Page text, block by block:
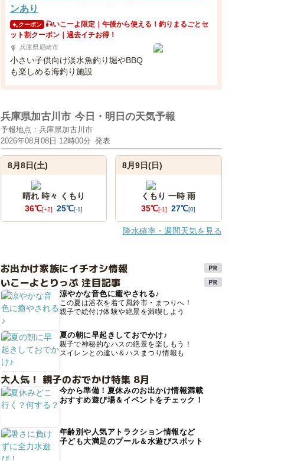
ンあり
クーポン 🎣いこーよ限定｜午後から使える！釣りまるごとセ
ット割クーポン｜過去イチお得！
兵庫県尼崎市
小さい子供向け淡水魚釣り堀やBBQ
も楽しめる海釣り施設
兵庫県加古川市 今日・明日の天気予報
予報地点：兵庫県加古川市
2026年08月08日 12時00分 発表
8月8日(土)
晴れ 時々 くもり
36℃[+2] 25℃[-1]
8月9日(日)
くもり 一時 雨
35℃[-1] 27℃[0]
降水確率・週間天気を見る
お出かけ家族にイチオシ情報
いこーよとりっぷ 注目記事
涼やかな音色に癒やされる♪
この夏は浴衣を着て風鈴市・まつりへ！
親子で絵付け体験や絶景を満喫しよう
夏の朝に早起きしておでかけ♪
親子で神秘的なハスの絶景を楽しもう！
スイレンとの違い＆ハスまつり情報も
大人気！ 親子のおでかけ特集 8月
今から準備！夏休みのお出かけ情報満載
おすすめ遊び場＆イベントをチェック！
年齢別や人気アトラクション情報など
子ども大満足のプール＆水遊びスポット